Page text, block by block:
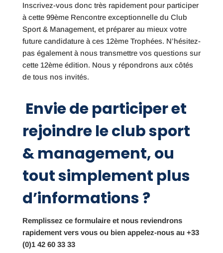
Inscrivez-vous donc très rapidement pour participer
à cette 99ème Rencontre exceptionnelle du Club
Sport & Management, et préparer au mieux votre
future candidature à ces 12ème Trophées. N’hésitez-
pas également à nous transmettre vos questions sur
cette 12ème édition. Nous y répondrons aux côtés
de tous nos invités.
Envie de participer et
rejoindre le club sport
& management, ou
tout simplement plus
d’informations ?
Remplissez ce formulaire et nous reviendrons
rapidement vers vous ou bien appelez-nous au +33
(0)1 42 60 33 33